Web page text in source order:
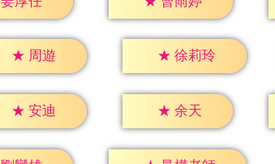
★ 周遊 ★ 徐莉玲
★ 安迪 ★ 余天